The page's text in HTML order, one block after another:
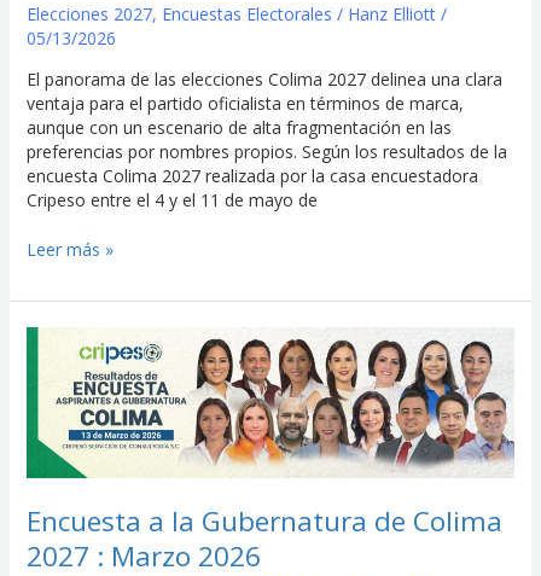
Elecciones 2027, Encuestas Electorales / Hanz Elliott /
05/13/2026
El panorama de las elecciones Colima 2027 delinea una clara
ventaja para el partido oficialista en términos de marca,
aunque con un escenario de alta fragmentación en las
preferencias por nombres propios. Según los resultados de la
encuesta Colima 2027 realizada por la casa encuestadora
Cripeso entre el 4 y el 11 de mayo de
Leer más »
Encuesta a la Gubernatura de Colima
2027 : Marzo 2026
Gubernatura
de
Colima
2027
Marzo
2026